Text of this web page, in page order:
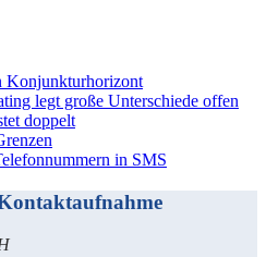
Konjunkturhorizont
legt große Unterschiede offen
doppelt
in SMS